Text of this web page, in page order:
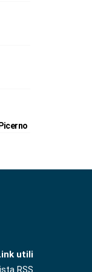
utili
RSS